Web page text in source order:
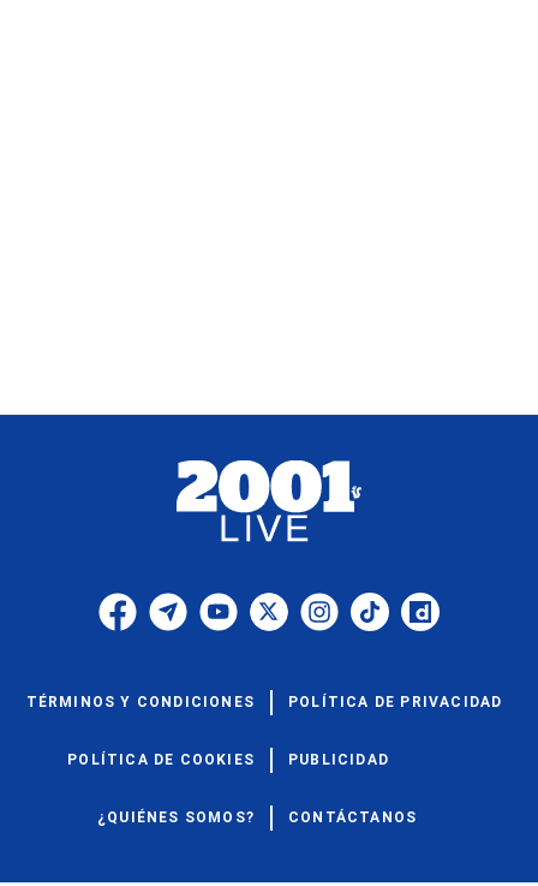
TÉRMINOS Y CONDICIONES POLÍTICA DE PRIVACIDAD
POLÍTICA DE COOKIES PUBLICIDAD
¿QUIÉNES SOMOS? CONTÁCTANOS